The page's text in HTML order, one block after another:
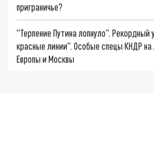
приграничье?
"Терпение Путина лопнуло". Рекордный
красные линии". Особые спецы КНДР
Европы и Москвы